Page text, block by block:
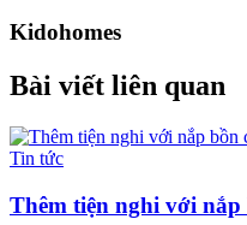
Kidohomes
Bài viết liên quan
Tin tức
Thêm tiện nghi với